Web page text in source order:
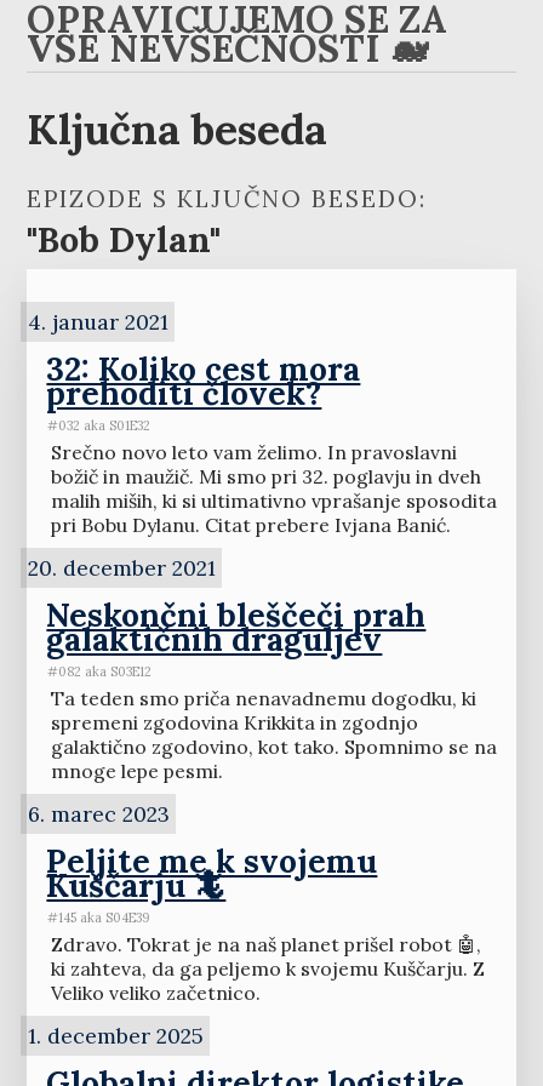
OPRAVIČUJEMO SE ZA
VSE NEVŠEČNOSTI 🐋
Ključna beseda
EPIZODE S KLJUČNO BESEDO:
"Bob Dylan"
4. januar 2021
32: Koliko cest mora
prehoditi človek?
#032 aka S01E32
Srečno novo leto vam želimo. In pravoslavni
božič in maužič. Mi smo pri 32. poglavju in dveh
malih miših, ki si ultimativno vprašanje sposodita
pri Bobu Dylanu. Citat prebere Ivjana Banić.
20. december 2021
Neskončni bleščeči prah
galaktičnih draguljev
#082 aka S03E12
Ta teden smo priča nenavadnemu dogodku, ki
spremeni zgodovina Krikkita in zgodnjo
galaktično zgodovino, kot tako. Spomnimo se na
mnoge lepe pesmi.
6. marec 2023
Peljite me k svojemu
Kuščarju 🦎
#145 aka S04E39
Zdravo. Tokrat je na naš planet prišel robot 🤖,
ki zahteva, da ga peljemo k svojemu Kuščarju. Z
Veliko veliko začetnico.
1. december 2025